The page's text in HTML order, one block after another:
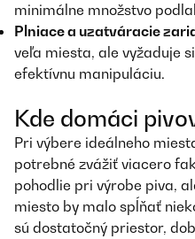
minimálne množstvo
Plniace a uzatváracie
veľa miesta, ale vyžaduje
efektívnu manipuláciu.
Kde domáci
Pri výbere ideálneho
potrebné zvážiť viacero
pohodlie pri výrobe piva,
miesto by malo spĺňať
sú dostatočný priestor,